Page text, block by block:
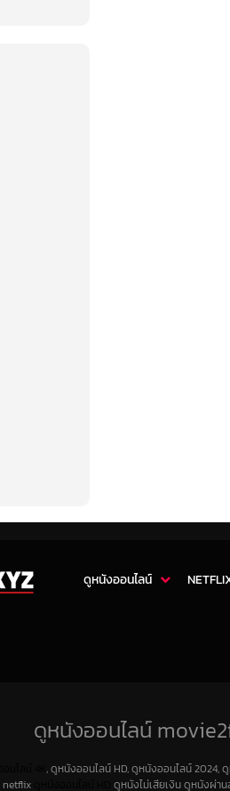
ดูหนังออนไลน์
ดูหนังออนไลน์
, ดูหนังออนไลน์ HD, ดูหนังออนไลน์ 2024,
netflix
ดูหนังไม่เสียเงิน ดูหนังผ่า